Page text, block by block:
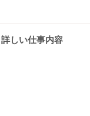
詳しい仕事内容